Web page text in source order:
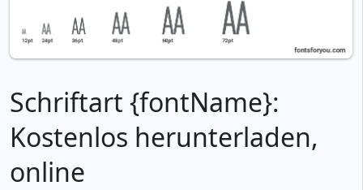
Schriftart {fontName}:
Kostenlos herunterladen,
online